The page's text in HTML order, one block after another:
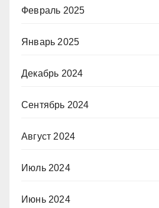
Февраль 2025
Январь 2025
Декабрь 2024
Сентябрь 2024
Август 2024
Июль 2024
Июнь 2024